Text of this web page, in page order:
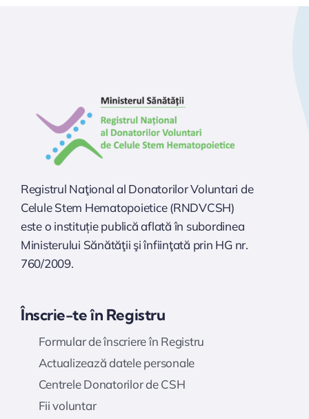
Registrul Naţional al Donatorilor Voluntari de
Celule Stem Hematopoietice (RNDVCSH)
este o instituție publică aflată în subordinea
Ministerului Sănătăţii şi înfiinţată prin HG nr.
760/2009.
Înscrie-te în Registru
Formular de înscriere în Registru
Actualizează datele personale
Centrele Donatorilor de CSH
Fii voluntar